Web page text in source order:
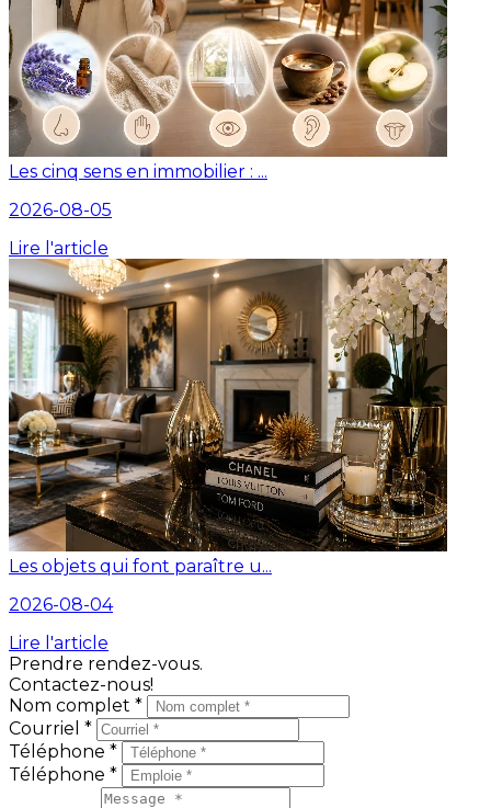
Les cinq sens en immobilier : ...
2026-08-05
Lire l'article
Les objets qui font paraître u...
2026-08-04
Lire l'article
Prendre rendez-vous.
Contactez-nous!
Nom complet *
Courriel *
Téléphone *
Téléphone *